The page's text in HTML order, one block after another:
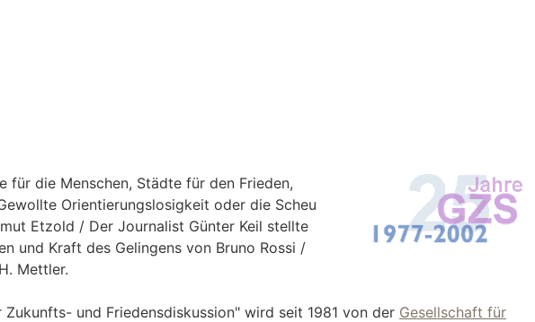
die Menschen, Städte für den Frieden,
Orientierungslosigkeit oder die Scheu
Etzold / Der Journalist Günter Keil stellte
und Kraft des Gelingens von Bruno Rossi /
Mettler.
und Friedensdiskussion" wird seit 1981 von der Gesellschaft für